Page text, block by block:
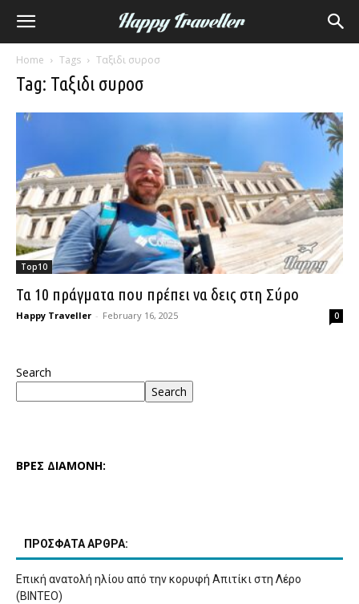
Home Tags Ταξιδι συροσ
Tag: Ταξιδι συροσ
Top10
Τα 10 πράγματα που πρέπει να δεις στη Σύρο
Happy Traveller - February 16, 2025 0
Search
Search
ΒΡΕΣ ΔΙΑΜΟΝΗ:
ΠΡΟΣΦΑΤΑ ΑΡΘΡΑ:
Επική ανατολή ηλίου από την κορυφή Απιτίκι στη Λέρο
(ΒΙΝΤΕΟ)